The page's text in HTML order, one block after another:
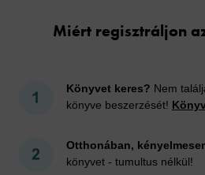
Miért regisztráljon
Könyvet keres? Nem
könyve beszerzését!
Otthonában,
könyvet - tumultus nélkül!